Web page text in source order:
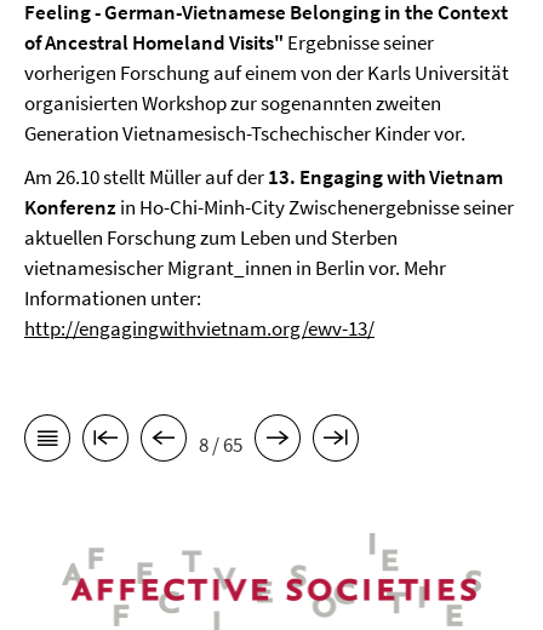
Feeling - German-Vietnamese Belonging in the Context
of Ancestral Homeland Visits" Ergebnisse seiner
vorherigen Forschung auf einem von der Karls Universität
organisierten Workshop zur sogenannten zweiten
Generation Vietnamesisch-Tschechischer Kinder vor.
Am 26.10 stellt Müller auf der13. Engaging with Vietnam
Konferenzin Ho-Chi-Minh-City Zwischenergebnisse seiner
aktuellen Forschung zum Leben und Sterben
vietnamesischer Migrant_innen in Berlin vor. Mehr
Informationen unter:
http://engagingwithvietnam.org/ewv-13/
8 / 65